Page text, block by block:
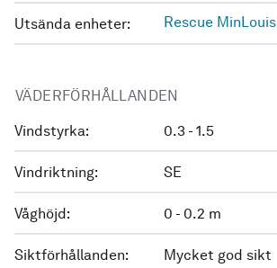
Utsända enheter: Rescue MinLouis
VÄDERFÖRHÅLLANDEN
Vindstyrka: 0.3 - 1.5
Vindriktning: SE
Våghöjd: 0 - 0.2 m
Siktförhållanden: Mycket god sikt